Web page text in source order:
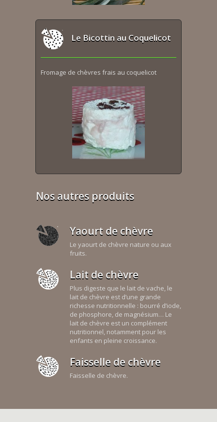
Le Bicottin au Coquelicot
Fromage de chèvres frais au coquelicot
Nos autres produits
Yaourt de chèvre
Le yaourt de chèvre nature ou aux
fruits.
Lait de chèvre
Plus digeste que le lait de vache, le
lait de chèvre est d’une grande
richesse nutritionnelle : bourré d’iode,
de phosphore, de magnésium… Le
lait de chèvre est un complément
nutritionnel, notamment pour les
enfants en pleine croissance.
Faisselle de chèvre
Faisselle de chèvre.